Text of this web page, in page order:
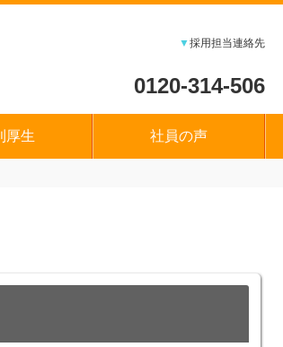
▼採用担当連絡先
0120-314-506
厚生 社員の声